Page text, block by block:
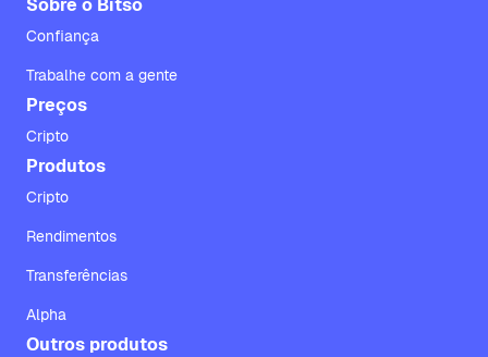
Sobre o Bitso
Confiança
Trabalhe com a gente
Preços
Cripto
Produtos
Cripto
Rendimentos
Transferências
Alpha
Outros produtos